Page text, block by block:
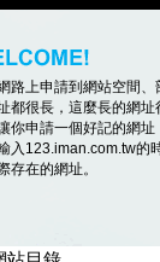
路上申請到網站空間、
都很長，這麼長的網
你申請一個好記的網
入123.iman.com.tw的
存在的網址。